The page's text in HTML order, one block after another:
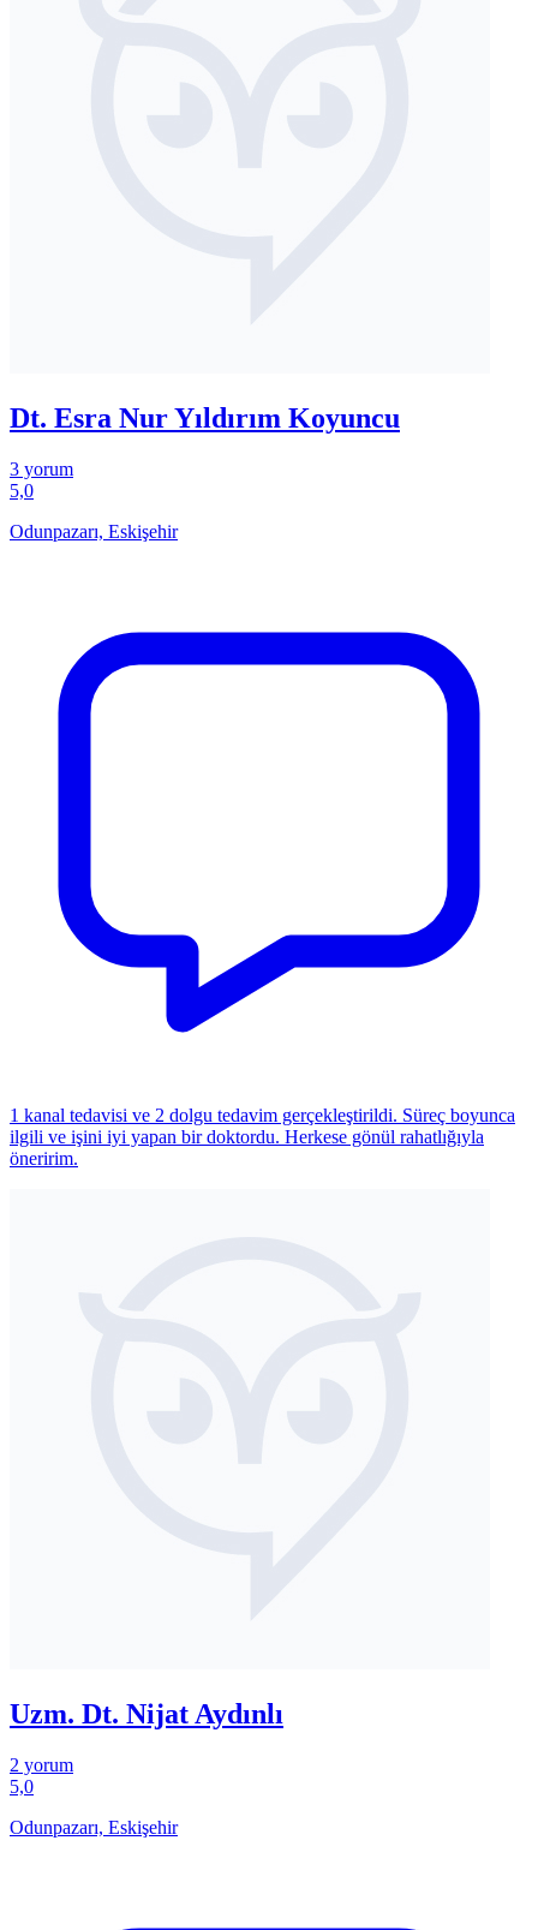
Dt. Esra Nur Yıldırım Koyuncu
3 yorum
5,0
Odunpazarı, Eskişehir
1 kanal tedavisi ve 2 dolgu tedavim gerçekleştirildi. Süreç boyunca
ilgili ve işini iyi yapan bir doktordu. Herkese gönül rahatlığıyla
öneririm.
Uzm. Dt. Nijat Aydınlı
2 yorum
5,0
Odunpazarı, Eskişehir